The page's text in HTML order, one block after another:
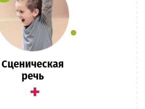
Сценическая
речь
+